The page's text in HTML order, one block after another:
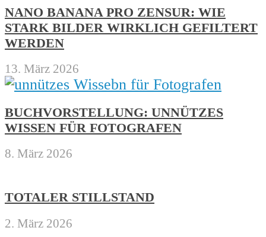
NANO BANANA PRO ZENSUR: WIE
STARK BILDER WIRKLICH GEFILTERT
WERDEN
13. März 2026
BUCHVORSTELLUNG: UNNÜTZES
WISSEN FÜR FOTOGRAFEN
8. März 2026
TOTALER STILLSTAND
2. März 2026